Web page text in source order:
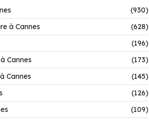
(930)
à Cannes
(628)
(196)
Cannes
(173)
Cannes
(145)
(126)
(109)